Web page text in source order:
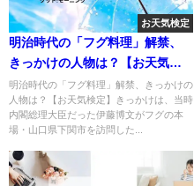
お天気検定
明治時代の「フグ料理」解禁、
きっかけの人物は？【お天気検
定】
明治時代の「フグ料理」解禁、きっかけの
人物は？【お天気検定】きっかけは、当時
内閣総理大臣だった伊藤博文がフグの本
場・山口県下関市を訪問した...